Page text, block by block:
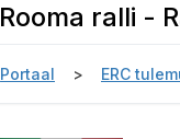
Rooma ralli -
Portaal ERC